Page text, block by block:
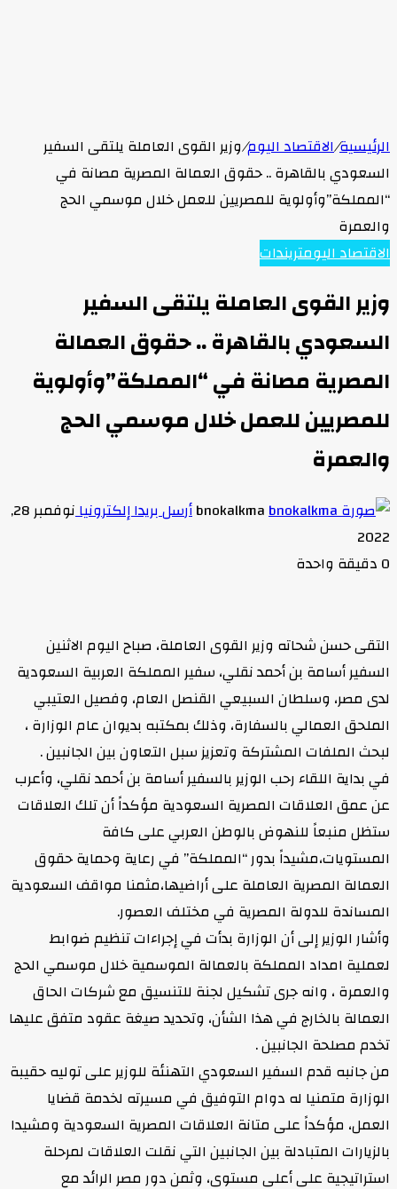
الرئيسية/الاقتصاد اليوم/وزير القوى العاملة يلتقى السفير
السعودي بالقاهرة .. حقوق العمالة المصرية مصانة في
“المملكة”وأولوية للمصريين للعمل خلال موسمي الحج
والعمرة
الاقتصاد اليومتريندات
وزير القوى العاملة يلتقى السفير
السعودي بالقاهرة .. حقوق العمالة
المصرية مصانة في “المملكة”وأولوية
للمصريين للعمل خلال موسمي الحج
والعمرة
bnokalkmaأرسل بريدا إلكترونيا
نوفمبر 28,
2022
0 دقيقة واحدة
التقى حسن شحاته وزير القوى العاملة، صباح اليوم الاثنين
السفير أسامة بن أحمد نقلي، سفير المملكة العربية السعودية
لدى مصر، وسلطان السبيعي القنصل العام، وفصيل العتيبي
الملحق العمالي بالسفارة، وذلك بمكتبه بديوان عام الوزارة ،
لبحث الملفات المشتركة وتعزيز سبل التعاون بين الجانبين .
في بداية اللقاء رحب الوزير بالسفير أسامة بن أحمد نقلي، وأعرب
عن عمق العلاقات المصرية السعودية مؤكداً أن تلك العلاقات
ستظل منبعاً للنهوض بالوطن العربي على كافة
المستويات،مشيداً بدور “المملكة” في رعاية وحماية حقوق
العمالة المصرية العاملة على أراضيها،مثمنا مواقف السعودية
المساندة للدولة المصرية في مختلف العصور.
وأشار الوزير إلى أن الوزارة بدأت في إجراءات تنظيم ضوابط
لعملية امداد المملكة بالعمالة الموسمية خلال موسمي الحج
والعمرة ، وانه جرى تشكيل لجنة للتنسيق مع شركات الحاق
العمالة بالخارج في هذا الشأن، وتحديد صيغة عقود متفق عليها
تخدم مصلحة الجانبين .
من جانبه قدم السفير السعودي التهنئة للوزير على توليه حقيبة
الوزارة متمنيا له دوام التوفيق في مسيرته لخدمة قضايا
العمل، مؤكداً على متانة العلاقات المصرية السعودية ومشيدا
بالزيارات المتبادلة بين الجانبين التي نقلت العلاقات لمرحلة
استراتيجية على أعلى مستوى، وثمن دور مصر الرائد مع